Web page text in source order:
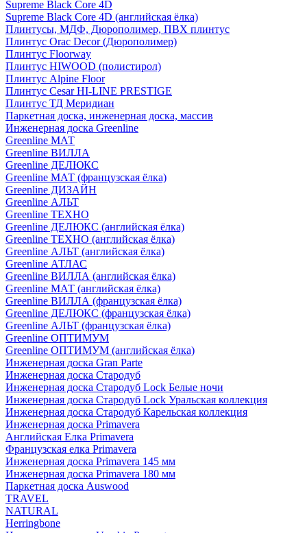
Supreme Black Core 4D
Supreme Black Core 4D (английская ёлка)
Плинтусы, МДФ, Дюрополимер, ПВХ плинтус
Плинтус Orac Decor (Дюрополимер)
Плинтус Floorway
Плинтус HIWOOD (полистирол)
Плинтус Alpine Floor
Плинтус Cesar HI-LINE PRESTIGE
Плинтус ТД Меридиан
Паркетная доска, инженерная доска, массив
Инженерная доска Greenline
Greenline МАТ
Greenline ВИЛЛА
Greenline ДЕЛЮКС
Greenline МАТ (французская ёлка)
Greenline ДИЗАЙН
Greenline АЛЬТ
Greenline ТЕХНО
Greenline ДЕЛЮКС (английская ёлка)
Greenline ТЕХНО (английская ёлка)
Greenline АЛЬТ (английская ёлка)
Greenline АТЛАС
Greenline ВИЛЛА (английская ёлка)
Greenline МАТ (английская ёлка)
Greenline ВИЛЛА (французская ёлка)
Greenline ДЕЛЮКС (французская ёлка)
Greenline АЛЬТ (французская ёлка)
Greenline ОПТИМУМ
Greenline ОПТИМУМ (английская ёлка)
Инженерная доска Gran Parte
Инженерная доска Стародуб
Инженерная доска Стародуб Lock Белые ночи
Инженерная доска Стародуб Lock Уральская коллекция
Инженерная доска Стародуб Карельская коллекция
Инженерная доска Primavera
Английская Елка Primavera
Французская елка Primavera
Инженерная доска Primavera 145 мм
Инженерная доска Primavera 180 мм
Паркетная доска Auswood
TRAVEL
NATURAL
Herringbone